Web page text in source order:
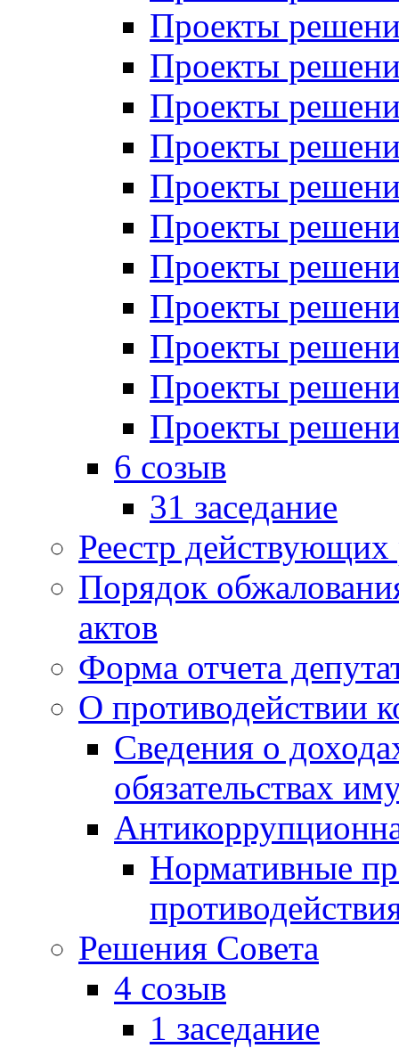
Проекты
Проекты
Проекты
Проекты
Проекты
Проекты
Проекты
Проекты
Проекты
Проекты
Проекты
6 созыв
31 заседание
Реестр
Порядок
актов
Форма отчета
О противодействии
Сведения о
обязательствах
Нормативные
Решения Совета
4 созыв
1 заседание